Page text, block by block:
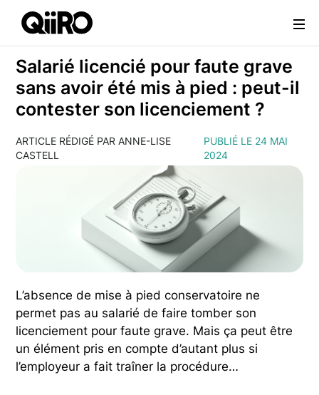
Webflow Homepage
Salarié licencié pour faute grave
sans avoir été mis à pied : peut-il
contester son licenciement ?
ARTICLE RÉDIGÉ PAR ANNE-LISE
CASTELL
PUBLIÉ LE 24 MAI
2024
L’absence de mise à pied conservatoire ne
permet pas au salarié de faire tomber son
licenciement pour faute grave. Mais ça peut être
un élément pris en compte d’autant plus si
l’employeur a fait traîner la procédure…